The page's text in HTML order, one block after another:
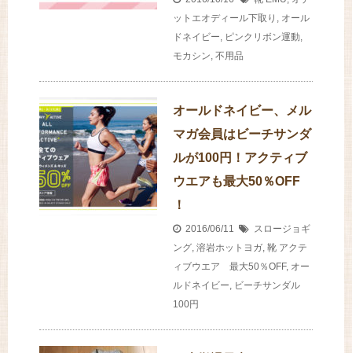
ットエオディール下取り , オール
ドネイビー, ピンクリボン運動,
モカシン, 不用品
オールドネイビー、メル
マガ会員はビーチサンダ
ルが100円！アクティブ
ウエアも最大50％OFF
！
2016/06/11
スロージョギ
ング, 溶岩ホットヨガ, 靴 アクテ
ィブウエア 最大50％OFF, オー
ルドネイビー, ビーチサンダル
100円